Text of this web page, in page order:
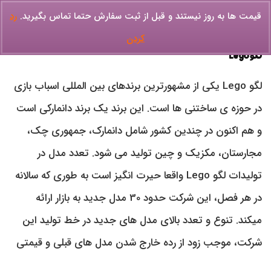
قیمت ها به روز نیستند و قبل از ثبت سفارش حتما تماس بگیرید. رد
کردن
لگو Lego
لگو Lego یکی از مشهورترین برندهای بین المللی اسباب بازی
در حوزه ی ساختنی ها است. این برند یک برند دانمارکی است
و هم اکنون در چندین کشور شامل دانمارک، جمهوری چک،
مجارستان، مکزیک و چین تولید می شود. تعدد مدل در
تولیدات لگو Lego واقعا حیرت انگیز است به طوری که سالانه
در هر فصل، این شرکت حدود 30 مدل جدید به بازار ارائه
میکند. تنوع و تعدد بالای مدل های جدید در خط تولید این
شرکت، موجب زود از رده خارج شدن مدل های قبلی و قیمتی